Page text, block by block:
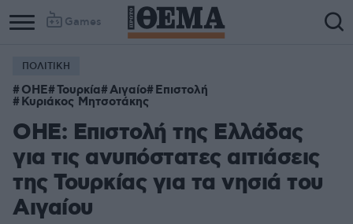
Games
ΠΟΛΙΤΙΚΗ
ΟΗΕ Τουρκία Αιγαίο Επιστολή
Κυριάκος Μητσοτάκης
ΟΗΕ: Επιστολή της Ελλάδας
για τις ανυπόστατες αιτιάσεις
της Τουρκίας για τα νησιά του
Αιγαίου